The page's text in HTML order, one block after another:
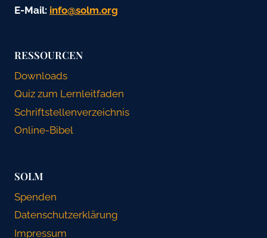
E-Mail: gro.mlos@ofni
RESSOURCEN
Downloads
Quiz zum Lernleitfaden
Schriftstellenverzeichnis
Online-Bibel
SOLM
Spenden
Datenschutzerklärung
Impressum